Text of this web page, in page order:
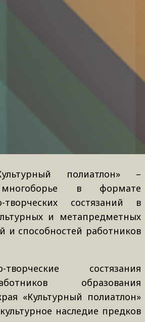
полиатлон» –
многоборье в формате
творческих состязаний в
и метапредметных
и способностей работников
творческие состязания
образования
«Культурный полиатлон»
наследие предков